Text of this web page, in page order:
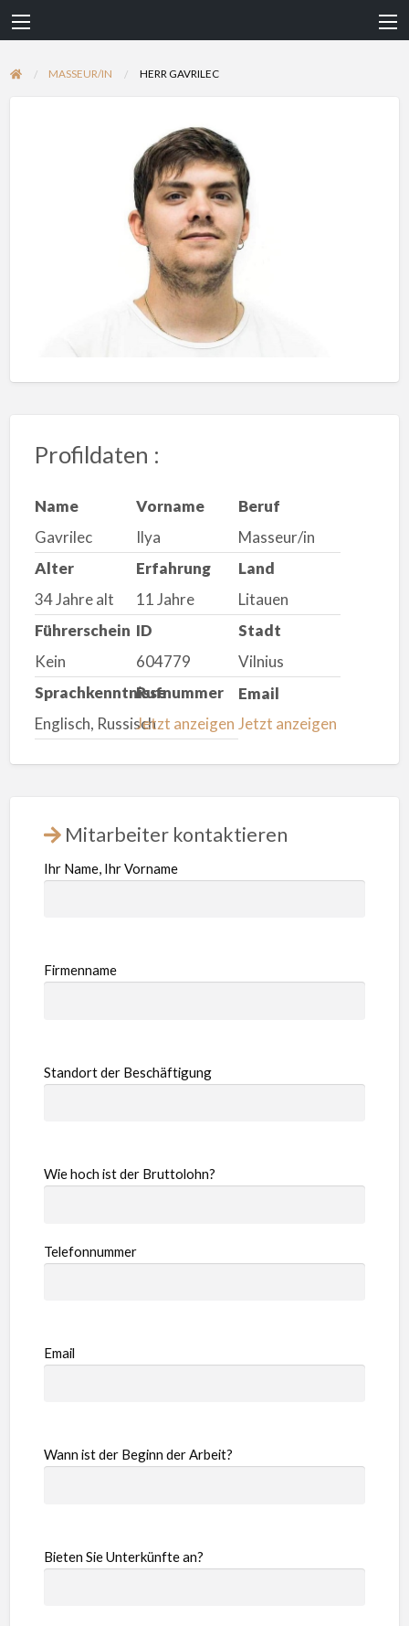
MASSEUR/IN HERR GAVRILEC
Profildaten :
Name
Gavrilec
Vorname
Ilya
Beruf
Masseur/in
Alter
34 Jahre alt
Erfahrung
11 Jahre
Land
Litauen
Führerschein
Kein
ID
604779
Stadt
Vilnius
Sprachkenntnisse
Englisch, Russisch
Rufnummer
Jetzt anzeigen
Email
Jetzt anzeigen
Mitarbeiter kontaktieren
Ihr Name, Ihr Vorname
Firmenname
Standort der Beschäftigung
Wie hoch ist der Bruttolohn?
Telefonnummer
Email
Wann ist der Beginn der Arbeit?
Bieten Sie Unterkünfte an?